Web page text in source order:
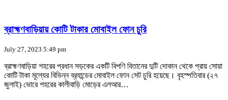
ব্রাহ্মণবাড়িয়ায় কোটি টাকার মোবাইল ফোন চুরি
July 27, 2023 5:49 pm
ব্রাহ্মণবাড়িয়া শহরের প্রধান সড়কের একটি বিপণি বিতানের দুটি দোকান থেকে প্রায় সোয়া
কোটি টাকা মূল্যের বিভিন্ন ব্র‍্যান্ডের মোবাইল ফোন সেট চুরি হয়েছে। বৃহস্পতিবার (২৭
জুলাই) ভোরে শহরের কালীবাড়ি মোড়ের এলআর…